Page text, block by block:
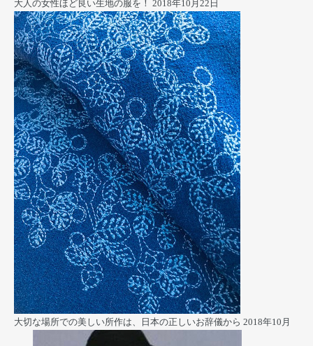
大人の女性ほど良い生地の服を！ 2018年10月22日
大切な場所での美しい所作は、日本の正しいお辞儀から 2018年10月